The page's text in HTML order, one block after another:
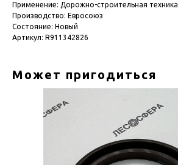
Применение: Дорожно-строительная техника
Производство: Евросоюз
Состояние: Новый
Артикул: R911342826
Может пригодиться